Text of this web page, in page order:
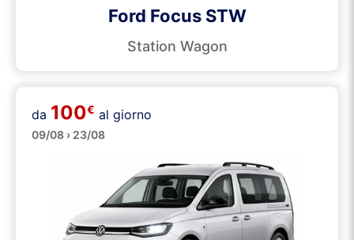
Ford Focus STW
Station Wagon
Minibus
da 100€ al giorno
09/08 › 23/08